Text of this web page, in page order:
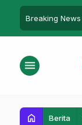
Breaking News
menu
home Berita